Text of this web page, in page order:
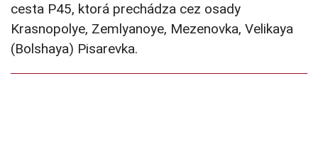
cesta P45, ktorá prechádza cez osady
Krasnopolye, Zemlyanoye, Mezenovka, Velikaya
(Bolshaya) Pisarevka.